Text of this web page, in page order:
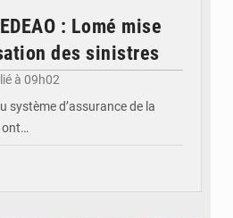
: Lomé mise
des sinistres
à 09h02
système d’assurance de la
ont…